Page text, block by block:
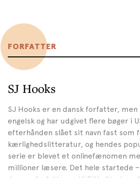
FORFATTER
SJ Hooks
SJ Hooks er en dansk forfatter, men
engelsk og har udgivet flere bøger i
efterhånden slået sit navn fast
kærlighedslitteratur, og hendes
serie er blevet et onlinefænomen
millioner læsere. Det hele startede